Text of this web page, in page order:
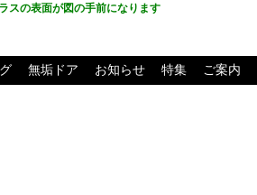
スの表面が図の手前になります
無垢ドア お知らせ 特集 ご案内